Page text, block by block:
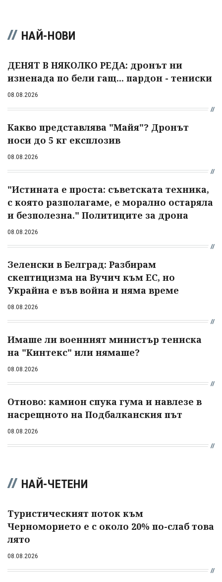
НАЙ-НОВИ
ДЕНЯТ В НЯКОЛКО РЕДА: дронът ни
изненада по бели гащ... пардон - тениски
08.08.2026
Какво представлява "Майя"? Дронът
носи до 5 кг експлозив
08.08.2026
"Истината е проста: съветската техника,
с която разполагаме, е морално остаряла
и безполезна." Политиците за дрона
08.08.2026
Зеленски в Белград: Разбирам
скептицизма на Вучич към ЕС, но
Украйна е във война и няма време
08.08.2026
Имаше ли военният министър тениска
на "Кинтекс" или нямаше?
08.08.2026
Отново: камион спука гума и навлезе в
насрещното на Подбалканския път
08.08.2026
НАЙ-ЧЕТЕНИ
Туристическият поток към
Черноморието е с около 20% по-слаб това
лято
08.08.2026